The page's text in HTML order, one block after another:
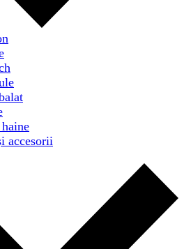
accesorii